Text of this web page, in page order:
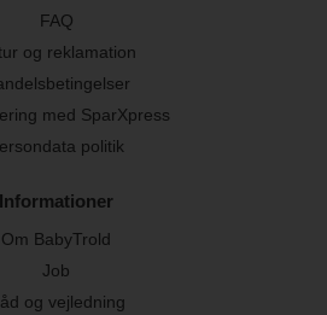
FAQ
og reklamation
med SparXpress
politik
Informationer
Om BabyTrold
Job
og vejledning